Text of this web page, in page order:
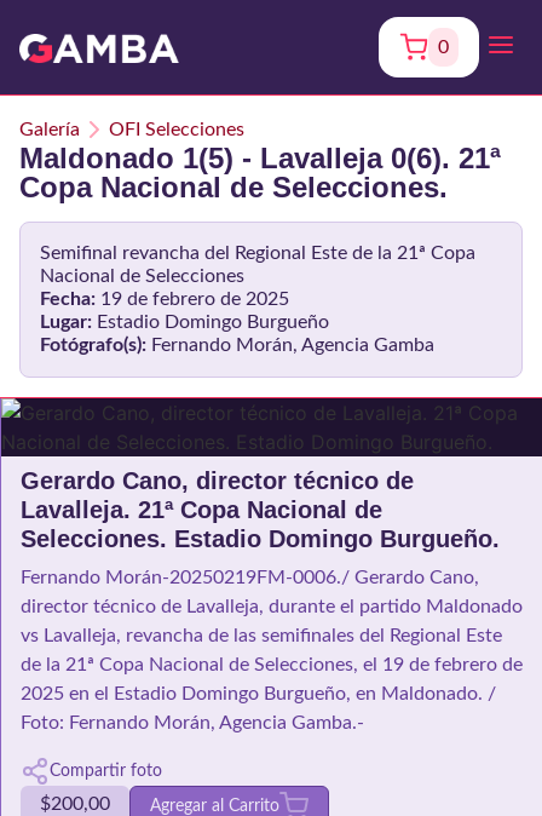
0
Galería OFI Selecciones
Maldonado 1(5) - Lavalleja 0(6). 21ª
Copa Nacional de Selecciones.
Semifinal revancha del Regional Este de la 21ª Copa
Nacional de Selecciones
Fecha: 19 de febrero de 2025
Lugar: Estadio Domingo Burgueño
Fotógrafo(s): Fernando Morán, Agencia Gamba
Gerardo Cano, director técnico de
Lavalleja. 21ª Copa Nacional de
Selecciones. Estadio Domingo Burgueño.
Fernando Morán-20250219FM-0006./ Gerardo Cano,
director técnico de Lavalleja, durante el partido Maldonado
vs Lavalleja, revancha de las semifinales del Regional Este
de la 21ª Copa Nacional de Selecciones, el 19 de febrero de
2025 en el Estadio Domingo Burgueño, en Maldonado. /
Foto: Fernando Morán, Agencia Gamba.-
Compartir foto
$200,00 Agregar al Carrito